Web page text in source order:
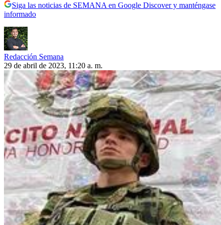
Siga las noticias de SEMANA en Google Discover y manténgase
informado
Redacción Semana
29 de abril de 2023, 11:20 a. m.